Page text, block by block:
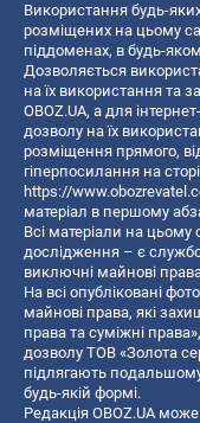
Використання будь-
розміщених на цьому
піддоменах, в будь-
Дозволяється
на їх використання та
OBOZ.UA, а для
дозволу на їх
розміщення прямого,
гіперпосилання на
https://
матеріал в першому
Всі матеріали на цьому
дослідження – є
виключні майнові
На всі опубліковані
майнові права, які
права та суміжні
дозволу ТОВ «Золота
підлягають
будь-якій формі.
Редакція OBOZ.UA